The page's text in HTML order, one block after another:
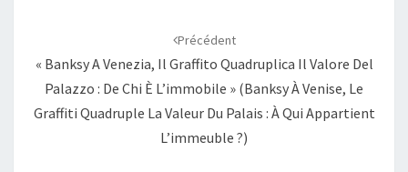
Précédent
« Banksy A Venezia, Il Graffito Quadruplica Il Valore Del
Palazzo : De Chi È L’immobile » (Banksy À Venise, Le
Graffiti Quadruple La Valeur Du Palais : À Qui Appartient
L’immeuble ?)